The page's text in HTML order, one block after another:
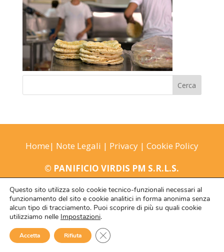
Home| Note Legali | Privacy| Cookie Policy
© PANIFICIO VIRDIS PM S.R.L.S.
Web ProjectPramaWeb
Questo sito utilizza solo cookie tecnico-funzionali necessari al
funzionamento del sito e cookie analitici in forma anonima senza
alcun tipo di tracciamento. Puoi scoprire di più su quali cookie
utilizziamo nelle Impostazioni.
Accetta Rifiuta Close GDPR Cookie Banner